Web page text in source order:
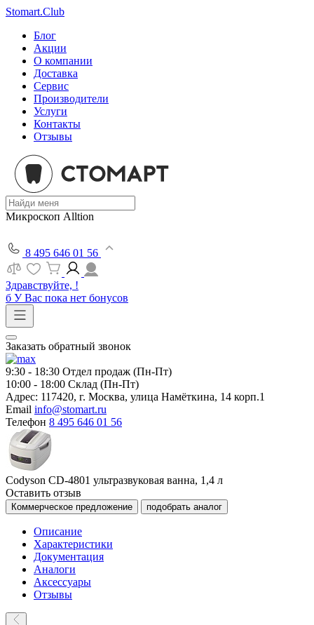
Stomart.Club
Блог
Акции
О компании
Доставка
Сервис
Производители
Услуги
Контакты
Отзывы
Микроскоп Alltion
8 495 646 01 56
Здравствуйте, !
б У Вас пока нет бонусов
Заказать обратный звонок
9:30 - 18:30 Отдел продаж (Пн-Пт)
10:00 - 18:00 Склад (Пн-Пт)
Адрес: 117420, г. Москва, улица Намёткина, 14 корп.1
Email info@stomart.ru
Телефон 8 495 646 01 56
Codyson CD-4801 ультразвуковая ванна, 1,4 л
Оставить отзыв
Коммерческое предложение подобрать аналог
Описание
Характеристики
Документация
Аналоги
Аксессуары
Отзывы